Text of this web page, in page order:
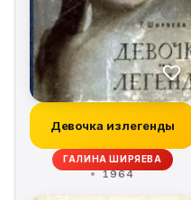
Девочка из легенды
ГАЛИНА ШИРЯЕВА
1964